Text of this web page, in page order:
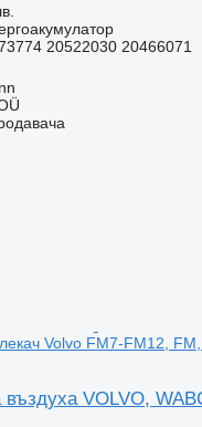
20522030 20466071
Volvo FM7-FM12,
VOLVO,